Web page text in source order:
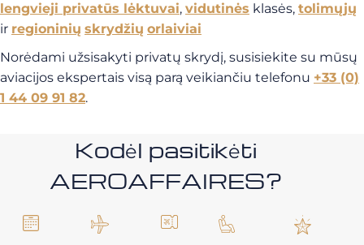
lengvieji privatūs lėktuvai, vidutinės klasės, tolimųjų
ir regioninių skrydžių orlaiviai
Norėdami užsisakyti privatų skrydį, susisiekite su mūsų
aviacijos ekspertais visą parą veikiančiu telefonu +33 (0)
1 44 09 91 82.
Kodėl pasitikėti
AEROAFFAIRES?